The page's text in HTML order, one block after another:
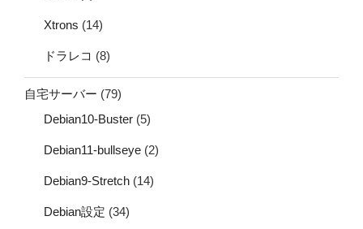
Xtrons (14)
ドラレコ (8)
自宅サーバー (79)
Debian10-Buster (5)
Debian11-bullseye (2)
Debian9-Stretch (14)
Debian設定 (34)